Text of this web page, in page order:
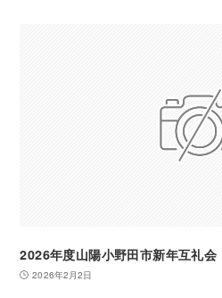
2026年度山陽小野田市新年互礼会
2026年2月2日